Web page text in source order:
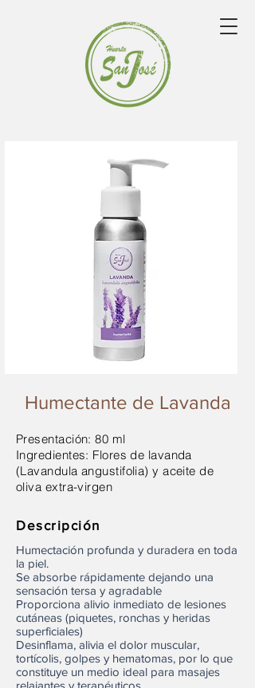
Humectante de Lavanda
Presentación: 80 ml
Ingredientes: Flores de lavanda
(Lavandula angustifolia) y aceite de
oliva extra-virgen
Descripción
Humectación profunda y duradera en toda
la piel.
Se absorbe rápidamente dejando una
sensación tersa y agradable
Proporciona alivio inmediato de lesiones
cutáneas (piquetes, ronchas y heridas
superficiales)
Desinflama, alivia el dolor muscular,
tortícolis, golpes y hematomas, por lo que
constituye un medio ideal para masajes
relajantes y terapéuticos.